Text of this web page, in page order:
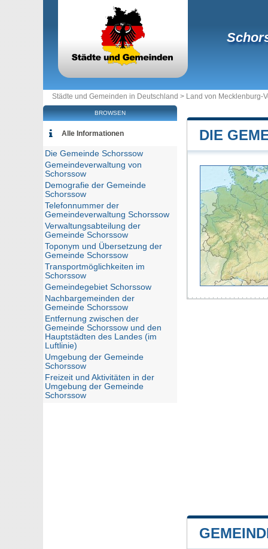
Städte und Gemeinden in Deutschland > Land von Mecklenburg-
DIE
BROWSEN
Alle Informationen
Die Gemeinde Schorssow
Gemeindeverwaltung von
Schorssow
Demografie der Gemeinde
Schorssow
Telefonnummer der
Gemeindeverwaltung Schorssow
Verwaltungsabteilung der
Gemeinde Schorssow
Toponym und Übersetzung der
Gemeinde Schorssow
Transportmöglichkeiten im
Schorssow
Gemeindegebiet Schorssow
Nachbargemeinden der
Gemeinde Schorssow
Entfernung zwischen der
Gemeinde Schorssow und den
Hauptstädten des Landes (im
Luftlinie)
Umgebung der Gemeinde
Schorssow
Freizeit und Aktivitäten in der
Umgebung der Gemeinde
Schorssow